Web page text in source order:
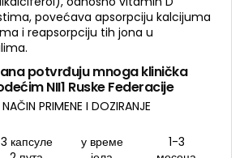
povećava apsorpciju kalcijuma
i reapsorpciju tih jona u
potvrđuju mnoga klinička
NII1 Ruske Federacije
PRIMENE I DOZIRANJE
3 капсуле
у време
1-3